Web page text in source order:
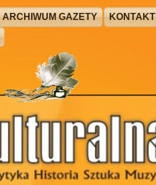
ARCHIWUM GAZETY
KONTAKT